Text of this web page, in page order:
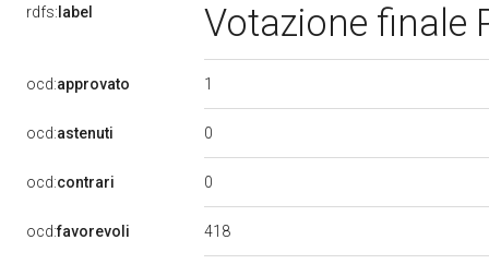
rdfs: label Votazione finale
ocd:approvato 1
ocd:astenuti 0
ocd:contrari 0
ocd:favorevoli 418